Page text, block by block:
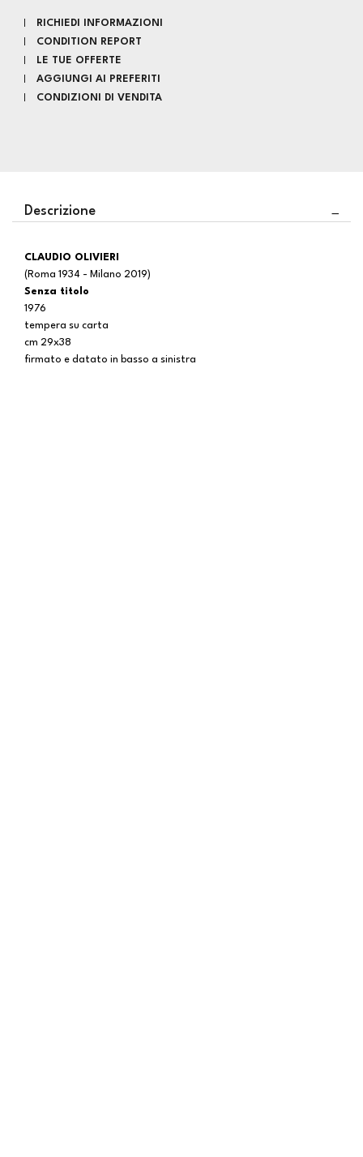
RICHIEDI INFORMAZIONI
CONDITION REPORT
LE TUE OFFERTE
AGGIUNGI AI PREFERITI
CONDIZIONI DI VENDITA
Descrizione
CLAUDIO OLIVIERI
(Roma 1934 - Milano 2019)
Senza titolo
1976
tempera su carta
cm 29x38
firmato e datato in basso a sinistra